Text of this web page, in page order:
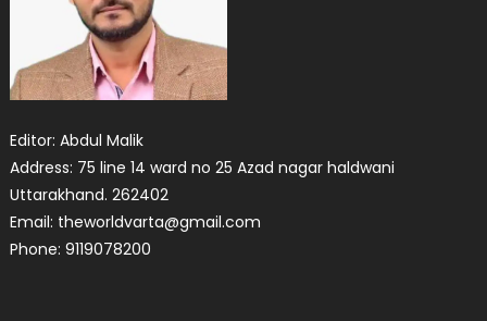
Editor: Abdul Malik
Address: 75 line 14 ward no 25 Azad nagar haldwani
Uttarakhand. 262402
Email: theworldvarta@gmail.com
Phone: 9119078200